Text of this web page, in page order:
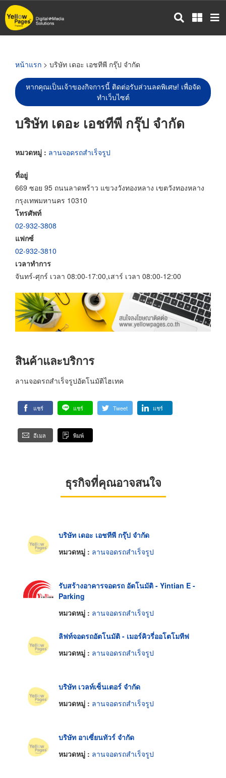
ข้าม
ไป
หน้าแรก > บริษัท เดอะ เอชทีพี กรุ๊ป จำกัด
หากคุณเป็นเจ้าของกิจการนี้ ติดต่อรับส่วนลดพิเศษ! เพื่อจัด
ทำเว็บไซต์
บริษัท เดอะ เอชทีพี กรุ๊ป จำกัด
หมวดหมู่ : ลานจอดรถสำเร็จรูป
ที่อยู่
669 ซอย 95 ถนนลาดพร้าว แขวงวังทองหลาง เขตวังทองหลาง
กรุงเทพมหานคร 10310
โทรศัพท์
02-932-3808
แฟกซ์
02-932-3810
เวลาทำการ
จันทร์-ศุกร์ เวลา 08:00-17:00,เสาร์ เวลา 08:00-12:00
สินค้าและบริการ
ลานจอดรถสำเร็จรูปอัตโนมัติไฮเทค
แชร์ แชร์ Tweet แชร์
อีเมล พิมพ์
ธุรกิจที่คุณอาจสนใจ
บริษัท เดอะ เอชทีพี กรุ๊ป จำกัด
หมวดหมู่ : ลานจอดรถสำเร็จรูป
รับสร้างอาคารจอดรถ อัตโนมัติ - Yintian E -
Parking
หมวดหมู่ : ลานจอดรถสำเร็จรูป
ลิฟท์จอดรถอัตโนมัติ - เมอร์คิวรี่ออโตโมทีฟ
หมวดหมู่ : ลานจอดรถสำเร็จรูป
บริษัท เวลท์เซ็นเตอร์ จำกัด
หมวดหมู่ : ลานจอดรถสำเร็จรูป
บริษัท อาเซี่ยนทัวร์ จำกัด
หมวดหมู่ : ลานจอดรถสำเร็จรูป